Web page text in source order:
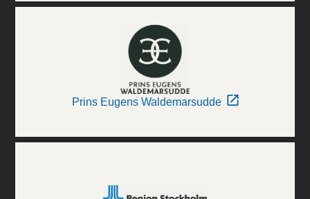
Prins Eugens Waldemarsudde